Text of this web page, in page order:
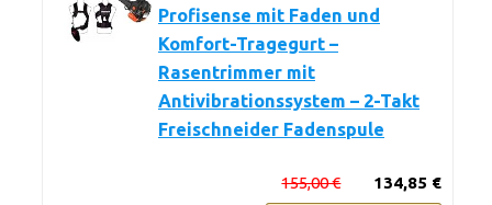
Profisense mit Faden und
Komfort-Tragegurt –
Rasentrimmer mit
Antivibrationssystem – 2-Takt
Freischneider Fadenspule
134,85 €
155,00 €